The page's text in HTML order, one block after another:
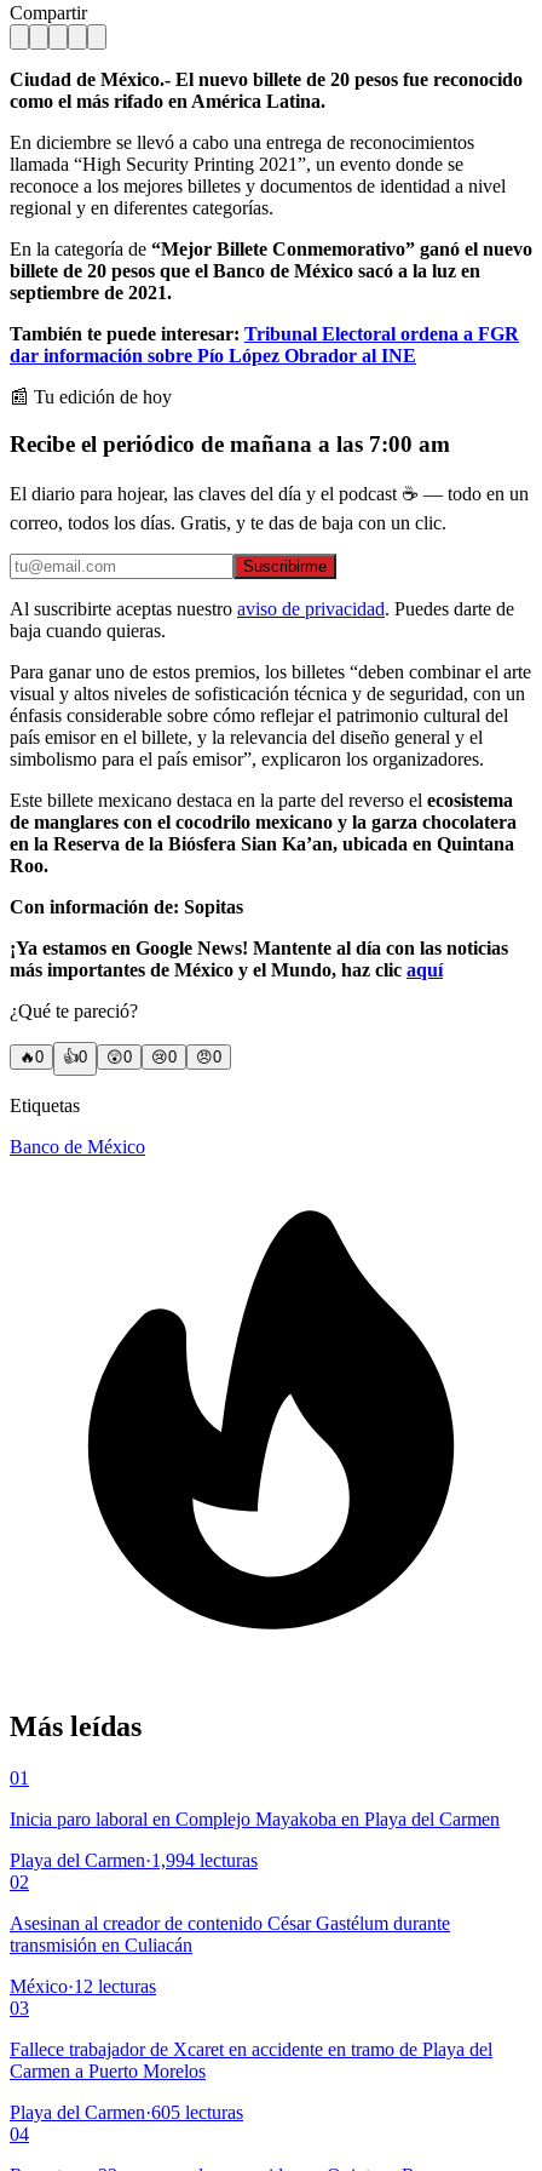
Compartir
Ciudad de México.- El nuevo billete de 20 pesos fue reconocido
como el más rifado en América Latina.
En diciembre se llevó a cabo una entrega de reconocimientos
llamada “High Security Printing 2021”, un evento donde se
reconoce a los mejores billetes y documentos de identidad a nivel
regional y en diferentes categorías.
En la categoría de “Mejor Billete Conmemorativo” ganó el nuevo
billete de 20 pesos que el Banco de México sacó a la luz en
septiembre de 2021.
También te puede interesar: Tribunal Electoral ordena a FGR
dar información sobre Pío López Obrador al INE
📰 Tu edición de hoy
Recibe el periódico de mañana a las 7:00 am
El diario para hojear, las claves del día y el podcast ☕ — todo en un
correo, todos los días. Gratis, y te das de baja con un clic.
Suscribirme
Al suscribirte aceptas nuestro aviso de privacidad. Puedes darte de
baja cuando quieras.
Para ganar uno de estos premios, los billetes “deben combinar el arte
visual y altos niveles de sofisticación técnica y de seguridad, con un
énfasis considerable sobre cómo reflejar el patrimonio cultural del
país emisor en el billete, y la relevancia del diseño general y el
simbolismo para el país emisor”, explicaron los organizadores.
Este billete mexicano destaca en la parte del reverso el ecosistema
de manglares con el cocodrilo mexicano y la garza chocolatera
en la Reserva de la Biósfera Sian Ka’an, ubicada en Quintana
Roo.
Con información de: Sopitas
¡Ya estamos en Google News! Mantente al día con las noticias
más importantes de México y el Mundo, haz clic aquí
¿Qué te pareció?
🔥0 👍0 😲0 😢0 😠0
Etiquetas
Banco de México
Más leídas
01
Inicia paro laboral en Complejo Mayakoba en Playa del Carmen
Playa del Carmen·1,994 lecturas
02
Asesinan al creador de contenido César Gastélum durante
transmisión en Culiacán
México·12 lecturas
03
Fallece trabajador de Xcaret en accidente en tramo de Playa del
Carmen a Puerto Morelos
Playa del Carmen·605 lecturas
04